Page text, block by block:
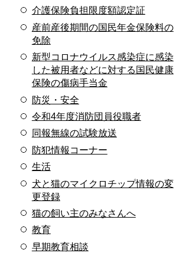
介護保険負担限度額認定証
産前産後期間の国民年金保険料の
免除
新型コロナウイルス感染症に感染
した被用者などに対する国民健康
保険の傷病手当金
防災・安全
令和4年度消防団員役職者
同報無線の試験放送
防犯情報コーナー
生活
犬と猫のマイクロチップ情報の変
更登録
猫の飼い主のみなさんへ
教育
早期教育相談